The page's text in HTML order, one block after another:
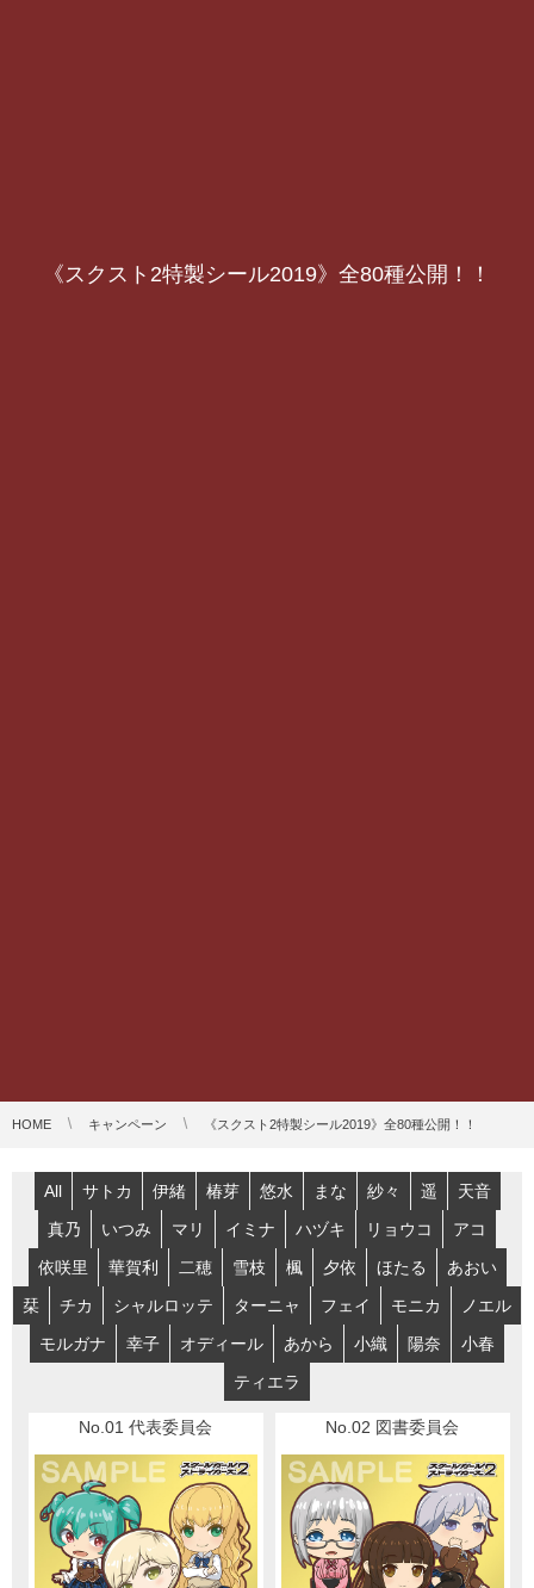
《スクスト2特製シール2019》全80種公開！！
HOME キャンペーン 《スクスト2特製シール2019》全80種公開！！
All サトカ 伊緒 椿芽 悠水 まな 紗々 遥
天音
真乃
いつみ マリ イミナ ハヅキ リョウコ
アコ
依咲里
華賀利 二穂 雪枝 楓 夕依 ほたる
あおい
栞
チカ シャルロッテ ターニャ フェイ モニカ
ノエル
モルガナ
幸子 オディール あから 小織 陽奈
小春
ティエラ
No.01 代表委員会 No.02 図書委員会